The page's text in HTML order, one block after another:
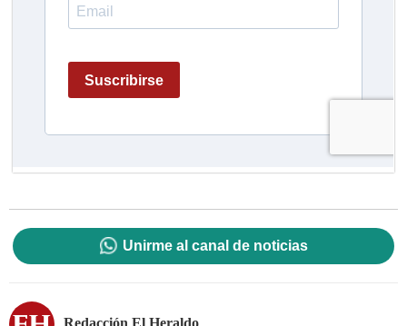
Unirme al canal de noticias
Redacción El Heraldo